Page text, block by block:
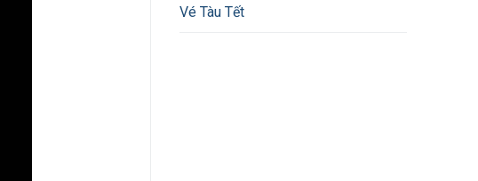
Vé Tàu Tết